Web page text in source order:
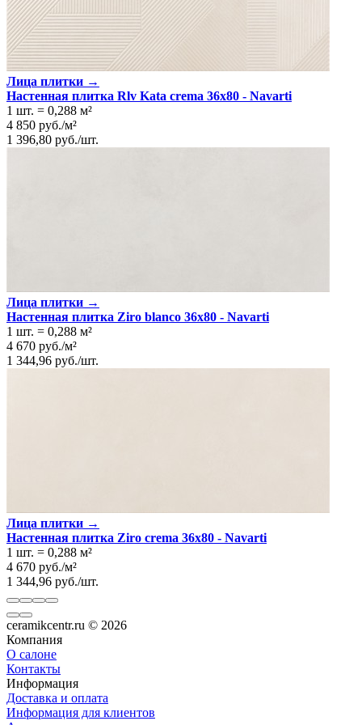
Лица плитки →
Настенная плитка Rlv Kata crema 36x80 - Navarti
1 шт. = 0,288 м²
4 850 руб./м²
1 396,80 руб./шт.
Лица плитки →
Настенная плитка Ziro blanco 36x80 - Navarti
1 шт. = 0,288 м²
4 670 руб./м²
1 344,96 руб./шт.
Лица плитки →
Настенная плитка Ziro crema 36x80 - Navarti
1 шт. = 0,288 м²
4 670 руб./м²
1 344,96 руб./шт.
ceramikcentr.ru © 2026
Компания
О салоне
Контакты
Информация
Доставка и оплата
Информация для клиентов